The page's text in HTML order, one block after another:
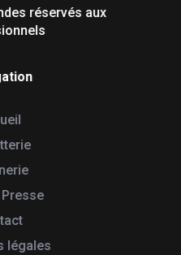
réservés aux
légales